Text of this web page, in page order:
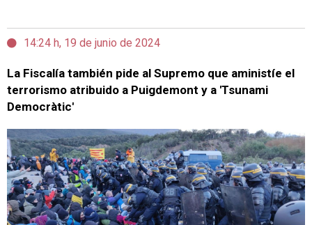
14:24 h, 19 de junio de 2024
La Fiscalía también pide al Supremo que aministíe el
terrorismo atribuido a Puigdemont y a 'Tsunami
Democràtic'